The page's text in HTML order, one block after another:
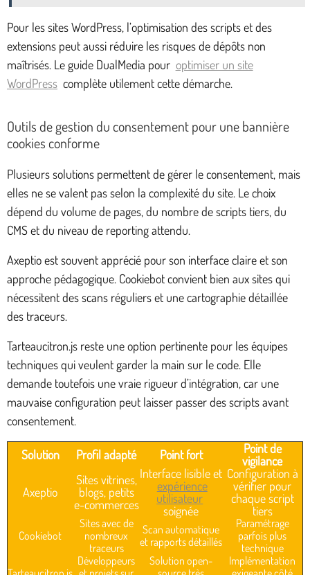
Pour les sites WordPress, l’optimisation des scripts et des
extensions peut aussi réduire les risques de dépôts non
maîtrisés. Le guide DualMedia pour optimiser un site
WordPress complète utilement cette démarche.
Outils de gestion du consentement pour une bannière
cookies conforme
Plusieurs solutions permettent de gérer le consentement, mais
elles ne se valent pas selon la complexité du site. Le choix
dépend du volume de pages, du nombre de scripts tiers, du
CMS et du niveau de reporting attendu.
Axeptio est souvent apprécié pour son interface claire et son
approche pédagogique. Cookiebot convient bien aux sites qui
nécessitent des scans réguliers et une cartographie détaillée
des traceurs.
Tarteaucitron.js reste une option pertinente pour les équipes
techniques qui veulent garder la main sur le code. Elle
demande toutefois une vraie rigueur d’intégration, car une
mauvaise configuration peut laisser passer des scripts avant
consentement.
Solution Profil adapté Point fort
Point de
vigilance
Axeptio
Sites vitrines,
blogs, petits
e-commerces
Interface lisible et
expérience
utilisateur
soignée
Configuration à
vérifier pour
chaque script
tiers
Cookiebot
Sites avec de
nombreux
traceurs
Scan automatique
et rapports détaillés
Paramétrage
parfois plus
technique
Développeurs
Solution open-
Implémentation